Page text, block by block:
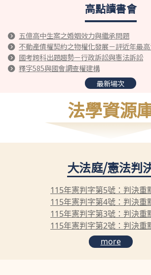
高點讀書會
五億高中生案之婚姻效力與繼承問題
不動產債權契約之物權化發展－評近年最
國考跨科出題趨勢－行政訴訟與憲法訴訟
釋字585與國會調查權建構
最新場次
法學資源
大法庭/憲法判
115年憲判字第5號：判決重
115年憲判字第4號：判決重
115年憲判字第3號：判決重
115年憲判字第2號：判決重
more